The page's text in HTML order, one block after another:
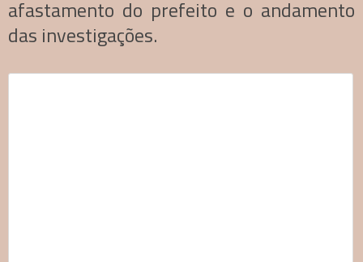
afastamento do prefeito e o andamento
das investigações.